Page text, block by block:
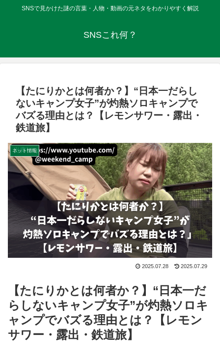
SNSで見かけた謎の言葉・人物・動画の元ネタをわかりやすく解説
SNSこれ何？
【たにりかとは何者か？】“日本一だらし
ないキャンプ女子”が灼熱ソロキャンプで
バズる理由とは？【レモンサワー・露出・
鉄道旅】
ネット情報
2025.07.28 2025.07.29
【たにりかとは何者か？】“日本一だ
らしないキャンプ女子”が灼熱ソロキ
ャンプでバズる理由とは？【レモン
サワー・露出・鉄道旅】